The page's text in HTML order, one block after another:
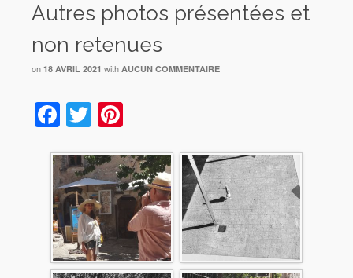
Autres photos présentées et
non retenues
on 18 AVRIL 2021 with AUCUN COMMENTAIRE
Facebook
Twitter